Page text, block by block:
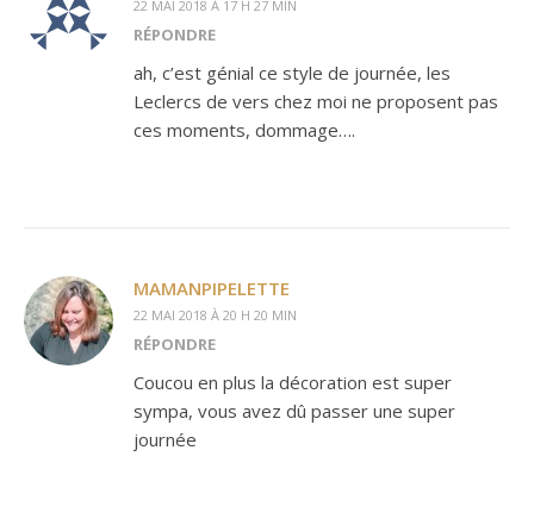
22 MAI 2018 À 17 H 27 MIN
RÉPONDRE
ah, c’est génial ce style de journée, les
Leclercs de vers chez moi ne proposent pas
ces moments, dommage….
MAMANPIPELETTE
22 MAI 2018 À 20 H 20 MIN
RÉPONDRE
Coucou en plus la décoration est super
sympa, vous avez dû passer une super
journée